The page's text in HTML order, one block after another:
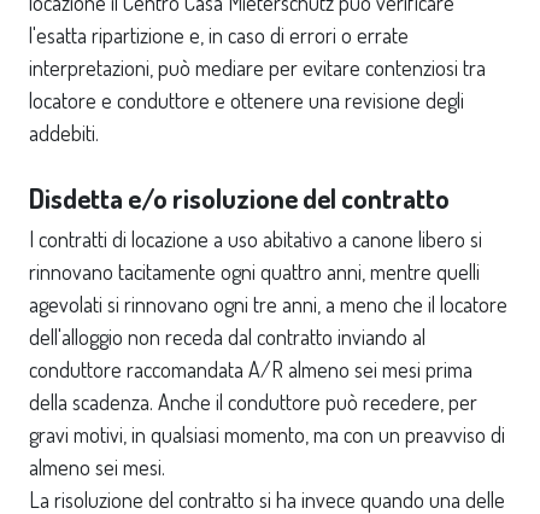
l'esatta ripartizione e, in caso di errori o errate
interpretazioni, può mediare per evitare contenziosi tra
locatore e conduttore e ottenere una revisione degli
addebiti.
Disdetta e/o risoluzione del contratto
I contratti di locazione a uso abitativo a canone libero si
rinnovano tacitamente ogni quattro anni, mentre quelli
agevolati si rinnovano ogni tre anni, a meno che il locatore
dell'alloggio non receda dal contratto inviando al
conduttore raccomandata A/R almeno sei mesi prima
della scadenza. Anche il conduttore può recedere, per
gravi motivi, in qualsiasi momento, ma con un preavviso di
almeno sei mesi.
La risoluzione del contratto si ha invece quando una delle